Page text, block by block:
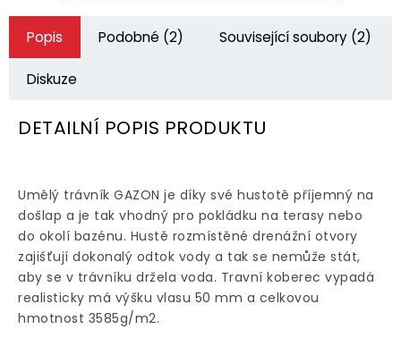
Popis Podobné (2) Související soubory (2)
Diskuze
DETAILNÍ POPIS PRODUKTU
Umělý trávník GAZON je díky své hustotě příjemný na
došlap a je tak vhodný pro pokládku na terasy nebo
do okolí bazénu. Hustě rozmístěné drenážní otvory
zajišťují dokonalý odtok vody a tak se nemůže stát,
aby se v trávníku držela voda. Travní koberec vypadá
realisticky má výšku vlasu 50 mm a celkovou
hmotnost 3585g/m2.